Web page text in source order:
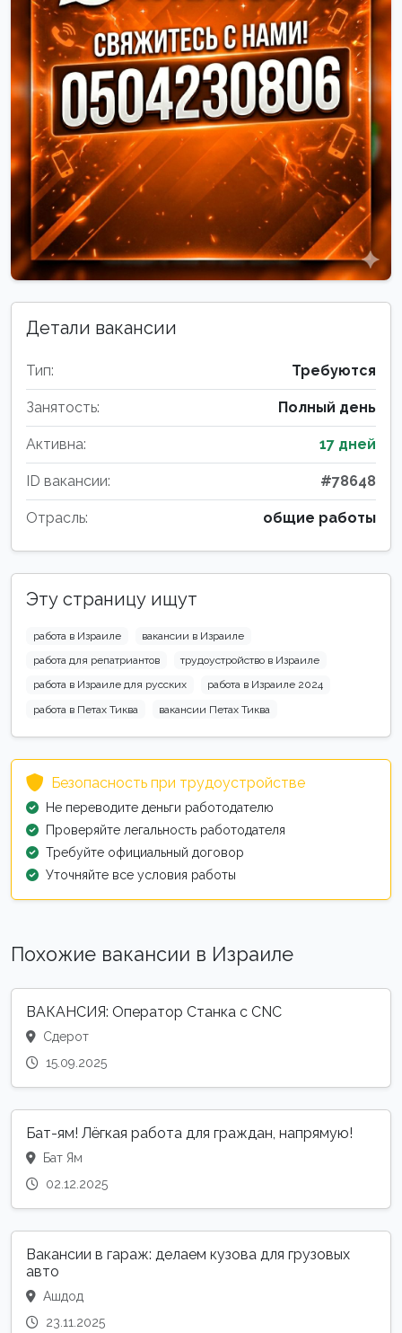
Детали вакансии
Тип: Требуются
Занятость: Полный день
Активна: 17 дней
ID вакансии: #78648
Отрасль: общие работы
Эту страницу ищут
работа в Израиле
вакансии в Израиле
работа для репатриантов
трудоустройство в Израиле
работа в Израиле для русских
работа в Израиле 2024
работа в Петах Тиква
вакансии Петах Тиква
Безопасность при трудоустройстве
Не переводите деньги работодателю
Проверяйте легальность работодателя
Требуйте официальный договор
Уточняйте все условия работы
Похожие вакансии в Израиле
ВАКАНСИЯ: Оператор Станка с CNC
Сдерот
15.09.2025
Бат-ям! Лёгкая работа для граждан, напрямую!
Бат Ям
02.12.2025
Вакансии в гараж: делаем кузова для грузовых
авто
Ашдод
23.11.2025